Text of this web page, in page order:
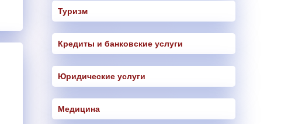
Туризм
Кредиты и банковские услуги
Юридические услуги
Медицина